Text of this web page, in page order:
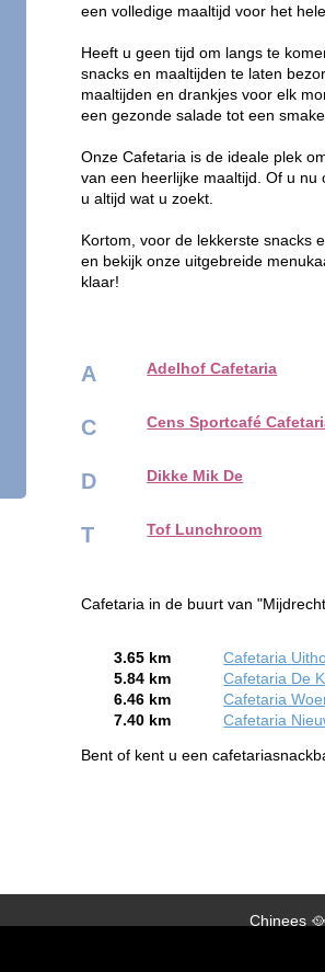
een volledige maaltijd voor het
Heeft u geen tijd om langs te
snacks en maaltijden te laten
maaltijden en drankjes voor elk
een gezonde salade tot een
Onze Cafetaria is de ideale plek
van een heerlijke maaltijd. Of u
u altijd wat u zoekt.
Kortom, voor de lekkerste snacks
en bekijk onze uitgebreide
klaar!
A Adelhof Cafetaria
C Cens Sportcafé
D Dikke Mik De
T Tof Lunchroom
Cafetaria in de buurt van
3.65 km
Cafetaria
5.84 km
Cafetaria De
6.46 km
Cafetaria
7.40 km
Cafetaria
Bent of kent u een
Chinees 🥘